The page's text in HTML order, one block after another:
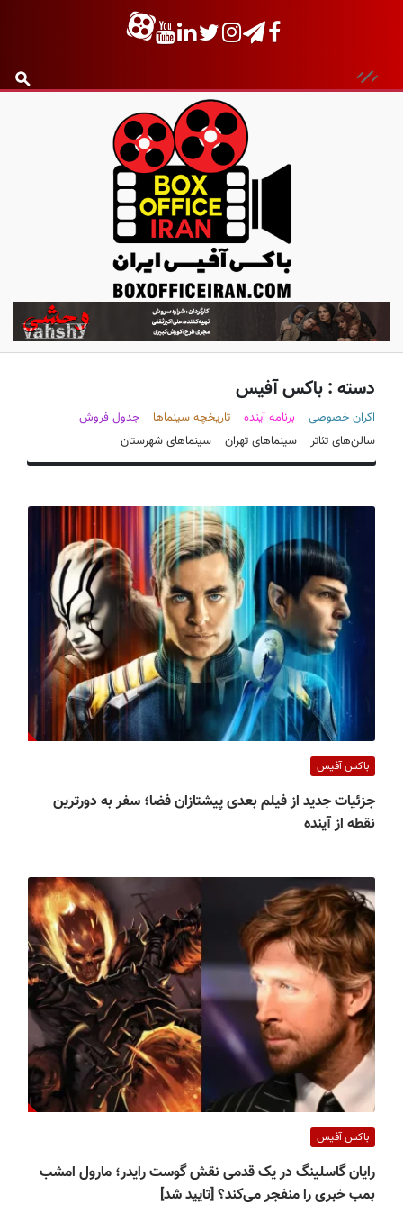
ب
ا
ک
آ
ف
ی
ر
ا
ن
دسته :باکس آفیس
اکران خصوصی برنامه آینده تاریخچه سینماها
جدول فروش
سالن‌های تئاتر
سینماهای تهران سینماهای شهرستان
باکس آفیس
جزئیات جدید از فیلم بعدی پیشتازان فضا؛ سفر به دورترین
نقطه از آینده
باکس آفیس
رایان گاسلینگ در یک قدمی نقش گوست رایدر؛ مارول امشب
بمب خبری را منفجر می‌کند؟ [تایید شد]